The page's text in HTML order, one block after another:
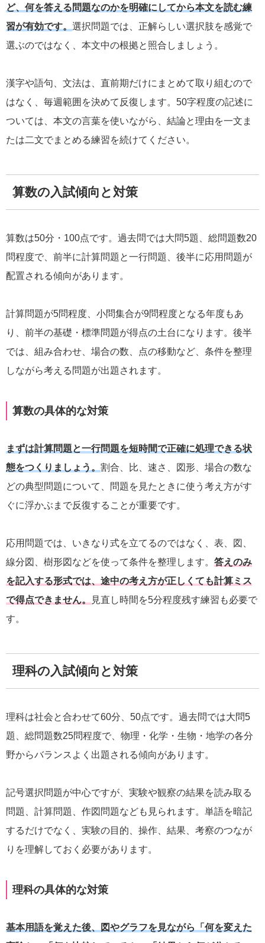
ど、何を答える問題なのかを明確にしてから本文を読む練
習が有効です。 選択問題では、正解らしい選択肢を感覚で
選ぶのではなく、本文中の根拠と照合しましょう。
漢字や語句、文法は、直前期だけにまとめて取り組むので
はなく、毎週範囲を決めて反復します。50字程度の記述に
ついては、本文の言葉を使いながら、結論と理由を一文ま
たは二文でまとめる練習を続けてください。
算数の入試傾向と対策
算数は50分・100点です。過去問では大問5題、総問題数20
問程度で、前半に計算問題と一行問題、後半に応用問題が
配置される傾向があります。
計算問題が5問程度、小問集合が9問程度となる年度もあ
り、前半の基礎・標準問題が得点の土台になります。後半
では、組み合わせ、場合の数、点の移動など、条件を整理
しながら考える問題が出題されます。
算数の具体的な対策
まずは計算問題と一行問題を短時間で正確に処理できる状
態をつくりましょう。 割合、比、速さ、図形、場合の数な
どの典型問題について、問題を見たときに使う考え方がす
ぐに浮かぶまで反復することが重要です。
応用問題では、いきなり式を立てるのではなく、表、図、
線分図、樹形図などを使って条件を整理します。 答えのみ
を記入する形式では、途中の考え方が正しくても計算ミス
で得点できません。
見直し時間を5分程度残す練習も必要で
す。
理科の入試傾向と対策
理科は社会と合わせて60分、50点です。過去問では大問5
題、総問題数25問程度で、物理・化学・生物・地学の各分
野からバランスよく出題される傾向があります。
記号選択問題が中心ですが、実験や観察の結果を読み取る
問題、計算問題、作図問題なども見られます。単語を暗記
するだけでなく、実験の目的、操作、結果、考察のつなが
りを理解しておく必要があります。
理科の具体的な対策
基本用語を覚えた後、図やグラフを見ながら「何を変えた